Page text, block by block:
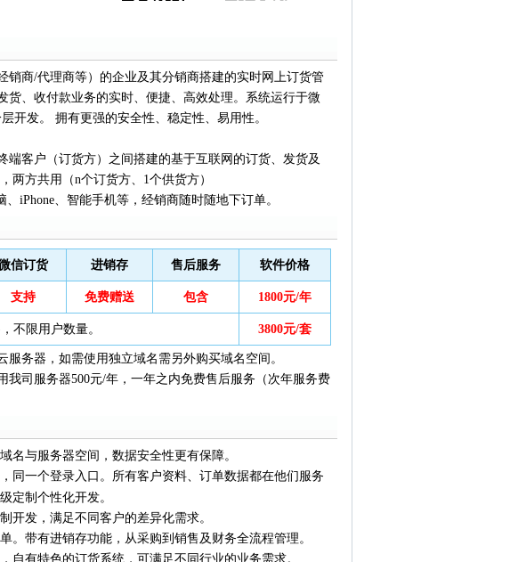
商/代理商等）的企业及其分销商搭建的实时网上订货管
、收付款业务的实时、便捷、高效处理。系统运行于微
开发。 拥有更强的安全性、稳定性、易用性。
客户（订货方）之间搭建的基于互联网的订货、发货及
两方共用（n个订货方、1个供货方）
、iPhone、智能手机等，经销商随时随地下订单。
信订货 进销存 售后服务 软件价格
支持 免费赠送 包含 1800元/年
不限用户数量。 3800元/套
务器，如需使用独立域名需另外购买域名空间。
司服务器500元/年，一年之内免费售后服务（次年服务费
名与服务器空间，数据安全性更有保障。
同一个登录入口。所有客户资料、订单数据都在他们服务
定制个性化开发。
开发，满足不同客户的差异化需求。
。带有进销存功能，从采购到销售及财务全流程管理。
自有特色的订货系统，可满足不同行业的业务需求。